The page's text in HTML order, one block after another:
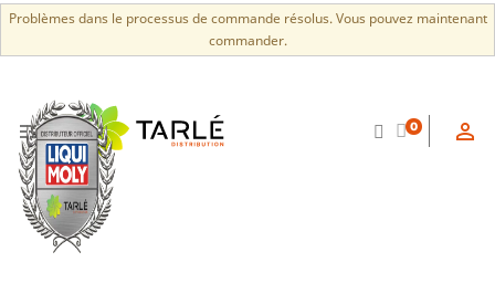
Problèmes dans le processus de commande résolus. Vous pouvez maintenant
commander.
 0 